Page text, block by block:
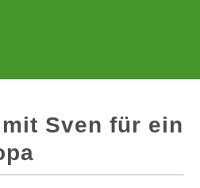
Sven für ein